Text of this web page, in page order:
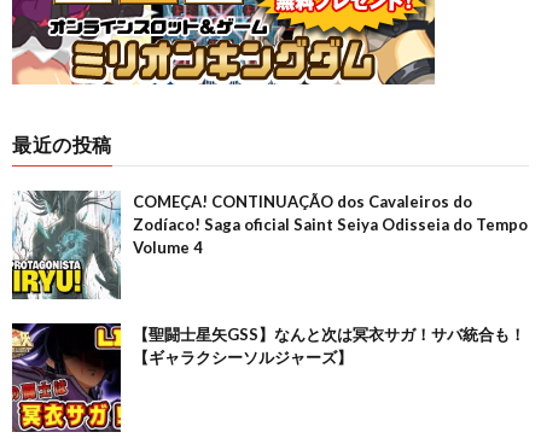
最近の投稿
COMEÇA! CONTINUAÇÃO dos Cavaleiros do
Zodíaco! Saga oficial Saint Seiya Odisseia do Tempo
Volume 4
【聖闘士星矢GSS】なんと次は冥衣サガ！サバ統合も！
【ギャラクシーソルジャーズ】